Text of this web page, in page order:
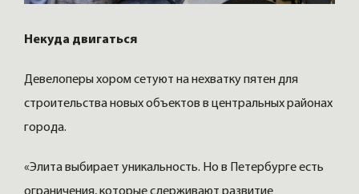
Некуда двигаться
Девелоперы хором сетуют на нехватку пятен для
строительства новых объектов в центральных районах
города.
«Элита выбирает уникальность. Но в Петербурге есть